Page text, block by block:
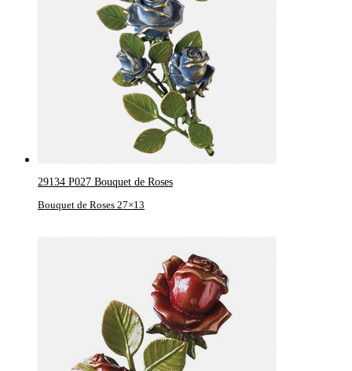
29134 P027 Bouquet de Roses
Bouquet de Roses 27×13